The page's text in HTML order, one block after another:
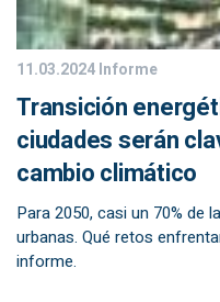
11.03.2024Informe
Transición
ciudades serán
cambio climático
Para 2050, casi un 70% de
urbanas. Qué retos
informe.